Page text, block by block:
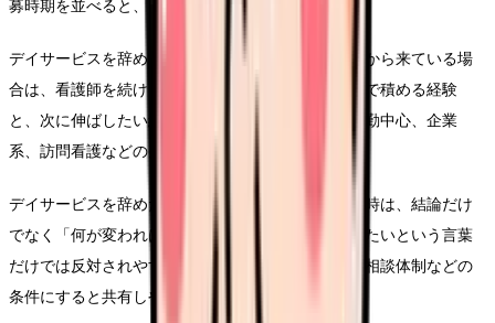
募時期を並べると、焦りだけで動きにくくなります。
デイサービスを辞めたいという悩みがキャリア不安から来ている場
合は、看護師を続けるかどうかより先に、今の職場で積める経験
と、次に伸ばしたい経験を分けます。病棟以外、日勤中心、企業
系、訪問看護などの条件を比較します。
デイサービスを辞めたいについて家族や同僚に話す時は、結論だけ
でなく「何が変われば働けるか」を添えます。辞めたいという言葉
だけでは反対されやすくても、夜勤、残業、教育、相談体制などの
条件にすると共有しやすくなります。